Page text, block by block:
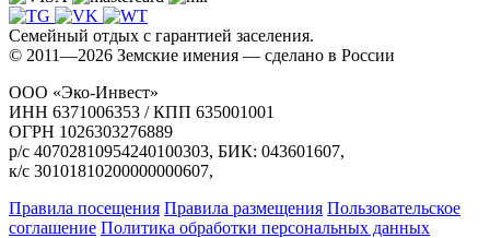
Семейный отдых с гарантией заселения.
© 2011—2026 Земские имения — сделано в России
ООО «Эко-Инвест»
ИНН 6371006353 / КПП 635001001
ОГРН 1026303276889
р/с 40702810954240100303, БИК: 043601607,
к/с 30101810200000000607,
Правила посещения Правила размещения Пользовательское
соглашение Политика обработки персональных данных